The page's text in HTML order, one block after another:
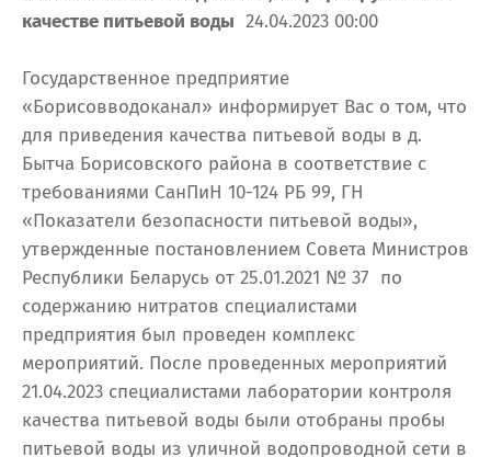
качестве питьевой воды 24.04.2023 00:00
Государственное предприятие
«Борисовводоканал» информирует Вас о том, что
для приведения качества питьевой воды в д.
Бытча Борисовского района в соответствие с
требованиями СанПиН 10-124 РБ 99, ГН
«Показатели безопасности питьевой воды»,
утвержденные постановлением Совета Министров
Республики Беларусь от 25.01.2021 № 37 по
содержанию нитратов специалистами
предприятия был проведен комплекс
мероприятий. После проведенных мероприятий
21.04.2023 специалистами лаборатории контроля
качества питьевой воды были отобраны пробы
питьевой воды из уличной водопроводной сети в